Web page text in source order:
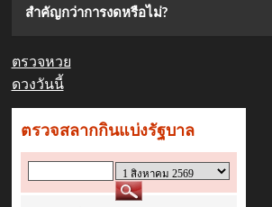
สำคัญกว่าการงดหรือไม่?
ตรวจหวย
ดวงวันนี้